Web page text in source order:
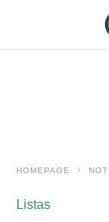
HOMEPAGE
Listas